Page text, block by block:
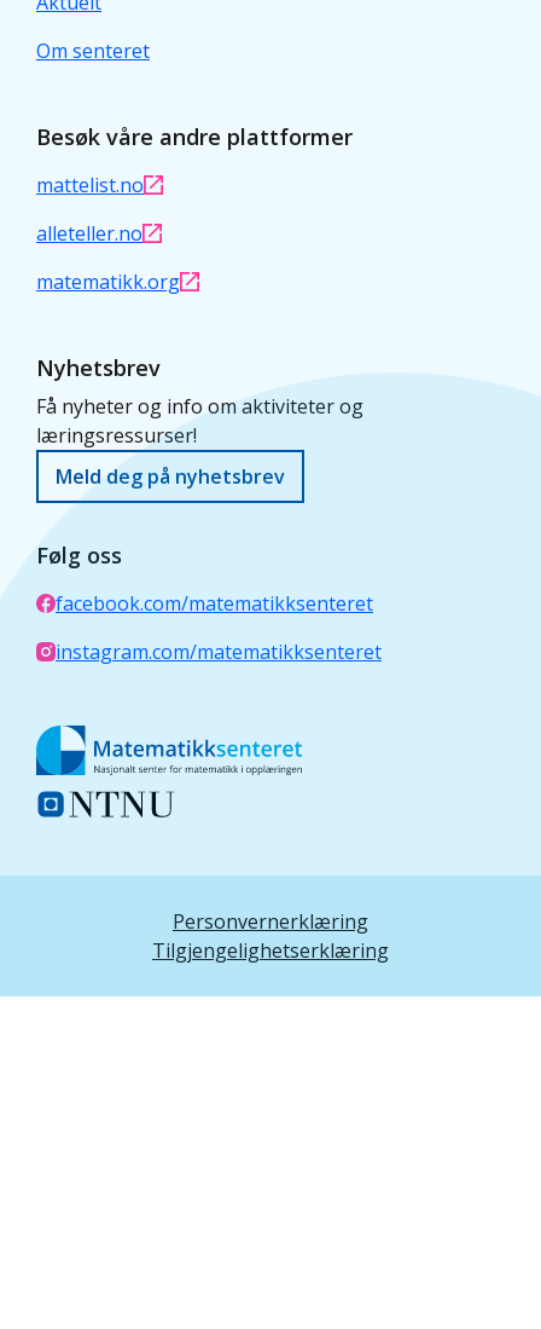
Om senteret
Besøk våre andre plattformer
mattelist.no
alleteller.no
matematikk.org
Nyhetsbrev
Få nyheter og info om aktiviteter og
læringsressurser!
Meld deg på nyhetsbrev
Følg oss
facebook.com/matematikksenteret
instagram.com/matematikksenteret
Personvernerklæring
Tilgjengelighetserklæring